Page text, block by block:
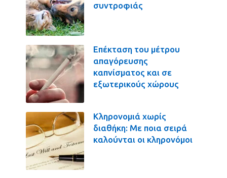
συντροφιάς
Επέκταση του μέτρου
απαγόρευσης
καπνίσματος και σε
εξωτερικούς χώρους
Κληρονομιά χωρίς
διαθήκη: Με ποια σειρά
καλούνται οι κληρονόμοι